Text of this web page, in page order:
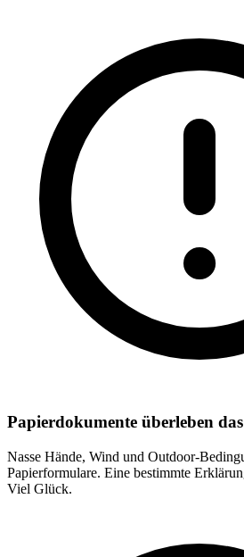
Papierdokumente überleben
Nasse Hände, Wind und Outdoor-
Papierformulare. Eine bestimmte
Viel Glück.